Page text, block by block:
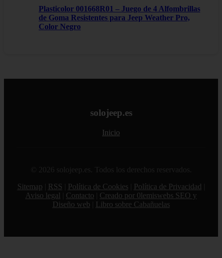
Plasticolor 001668R01 – Juego de 4 Alfombrillas
de Goma Resistentes para Jeep Weather Pro,
Color Negro
solojeep.es
Inicio
© 2026 solojeep.es. Todos los derechos reservados.
Sitemap
RSS Política de Cookies Política de Privacidad
Aviso legal
Contacto
Creado por 0lemiswebs SEO y
Diseño web
Libro sobre Cabañuelas